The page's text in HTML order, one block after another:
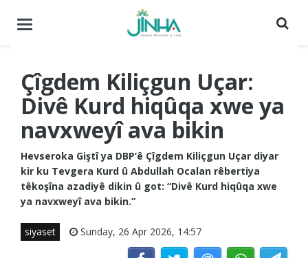
Menuyê
Çîgdem Kiliçgun Uçar:
Divê Kurd hiqûqa xwe ya
navxweyî ava bikin
Hevseroka Giştî ya DBP’ê Çîgdem Kiliçgun Uçar diyar
kir ku Tevgera Kurd û Abdullah Ocalan rêbertiya
têkoşîna azadiyê dikin û got: “Divê Kurd hiqûqa xwe
ya navxweyî ava bikin.”
siyaset Sunday, 26 Apr 2026, 14:57